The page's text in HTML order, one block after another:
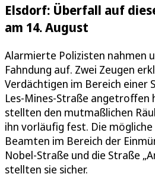
Elsdorf: Überfall auf
am 14. August
Alarmierte Polizisten nahmen
Fahndung auf. Zwei Zeugen
Verdächtigen im Bereich einer
Les-Mines-Straße
stellten den mutmaßlichen
ihn vorläufig fest. Die
Beamten im Bereich der
Nobel-Straße und die Straße
stellten sie sicher.